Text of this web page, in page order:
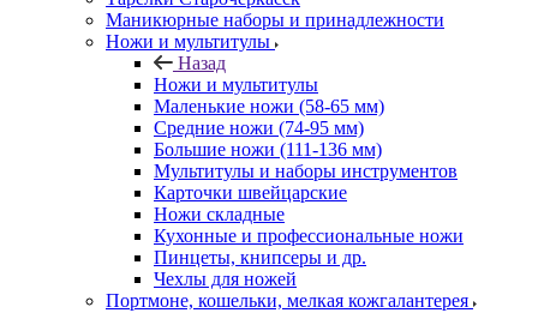
Маникюрные наборы и принадлежности
Ножи и мультитулы
Назад
Ножи и мультитулы
Маленькие ножи (58-65 мм)
Средние ножи (74-95 мм)
Большие ножи (111-136 мм)
Мультитулы и наборы инструментов
Карточки швейцарские
Ножи складные
Кухонные и профессиональные ножи
Пинцеты, книпсеры и др.
Чехлы для ножей
Портмоне, кошельки, мелкая кожгалантерея